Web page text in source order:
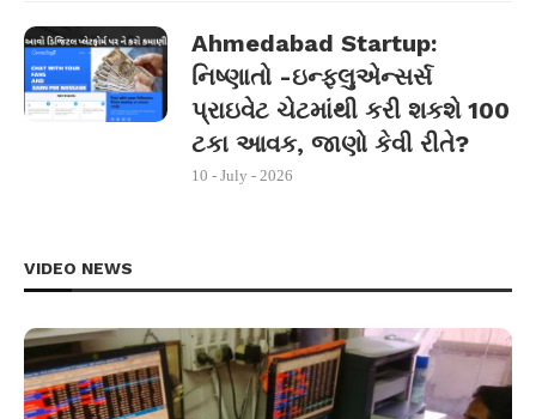
Ahmedabad Startup:
નિષ્ણાતો -ઇન્ફ્લુએન્સર્સ
પ્રાઇવેટ ચેટમાંથી કરી શકશે 100
ટકા આવક, જાણો કેવી રીતે?
10 - July - 2026
VIDEO NEWS